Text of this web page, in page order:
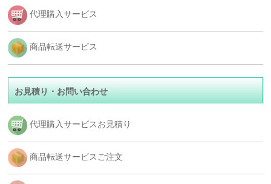
代理購入サービス
商品転送サービス
お見積り・お問い合わせ
代理購入サービスお見積り
商品転送サービスご注文